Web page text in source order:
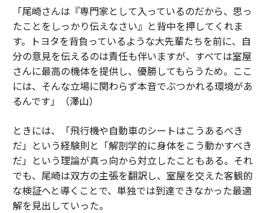
「尾崎さんは『専門家として入っているのだから、思っ
たことをしっかり伝えなさい』と背中を押してくれま
す。トヨタを背負っているような大先輩たちを前に、自
分の意見を伝えるのは責任も伴いますが、すべては室屋
さんに最高の機体を提供し、優勝してもらうため。ここ
には、そんな立場に関わらず本音でぶつかれる環境があ
るんです」（澤山）
ときには、「飛行機や自動車のシートはこうあるべき
だ」という経験則と「解剖学的に身体をこう動かすべき
だ」という理論が真っ向から対立したこともある。それ
でも、尾崎は双方の主張を翻訳し、室屋を交えた客観的
な検証へと導くことで、単独では到達できなかった最適
解を見出していった。